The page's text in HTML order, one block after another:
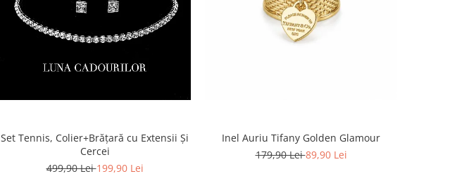
Set Tennis, Colier+Brățară cu Extensii Și
Cercei
499,90 Lei199,90 Lei
Inel Auriu Tifany Golden Glamour
179,90 Lei89,90 Lei